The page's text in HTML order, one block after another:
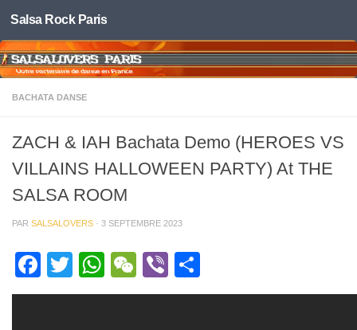
Skip to content
Salsa Rock Paris
BACHATA DANSE
ZACH & IAH Bachata Demo (HEROES VS
VILLAINS HALLOWEEN PARTY) At THE
SALSA ROOM
PAR SALSALOVERS · 3 SEPTEMBRE 2023
Facebook
TwitterWhatsApp
WeChat
Viber